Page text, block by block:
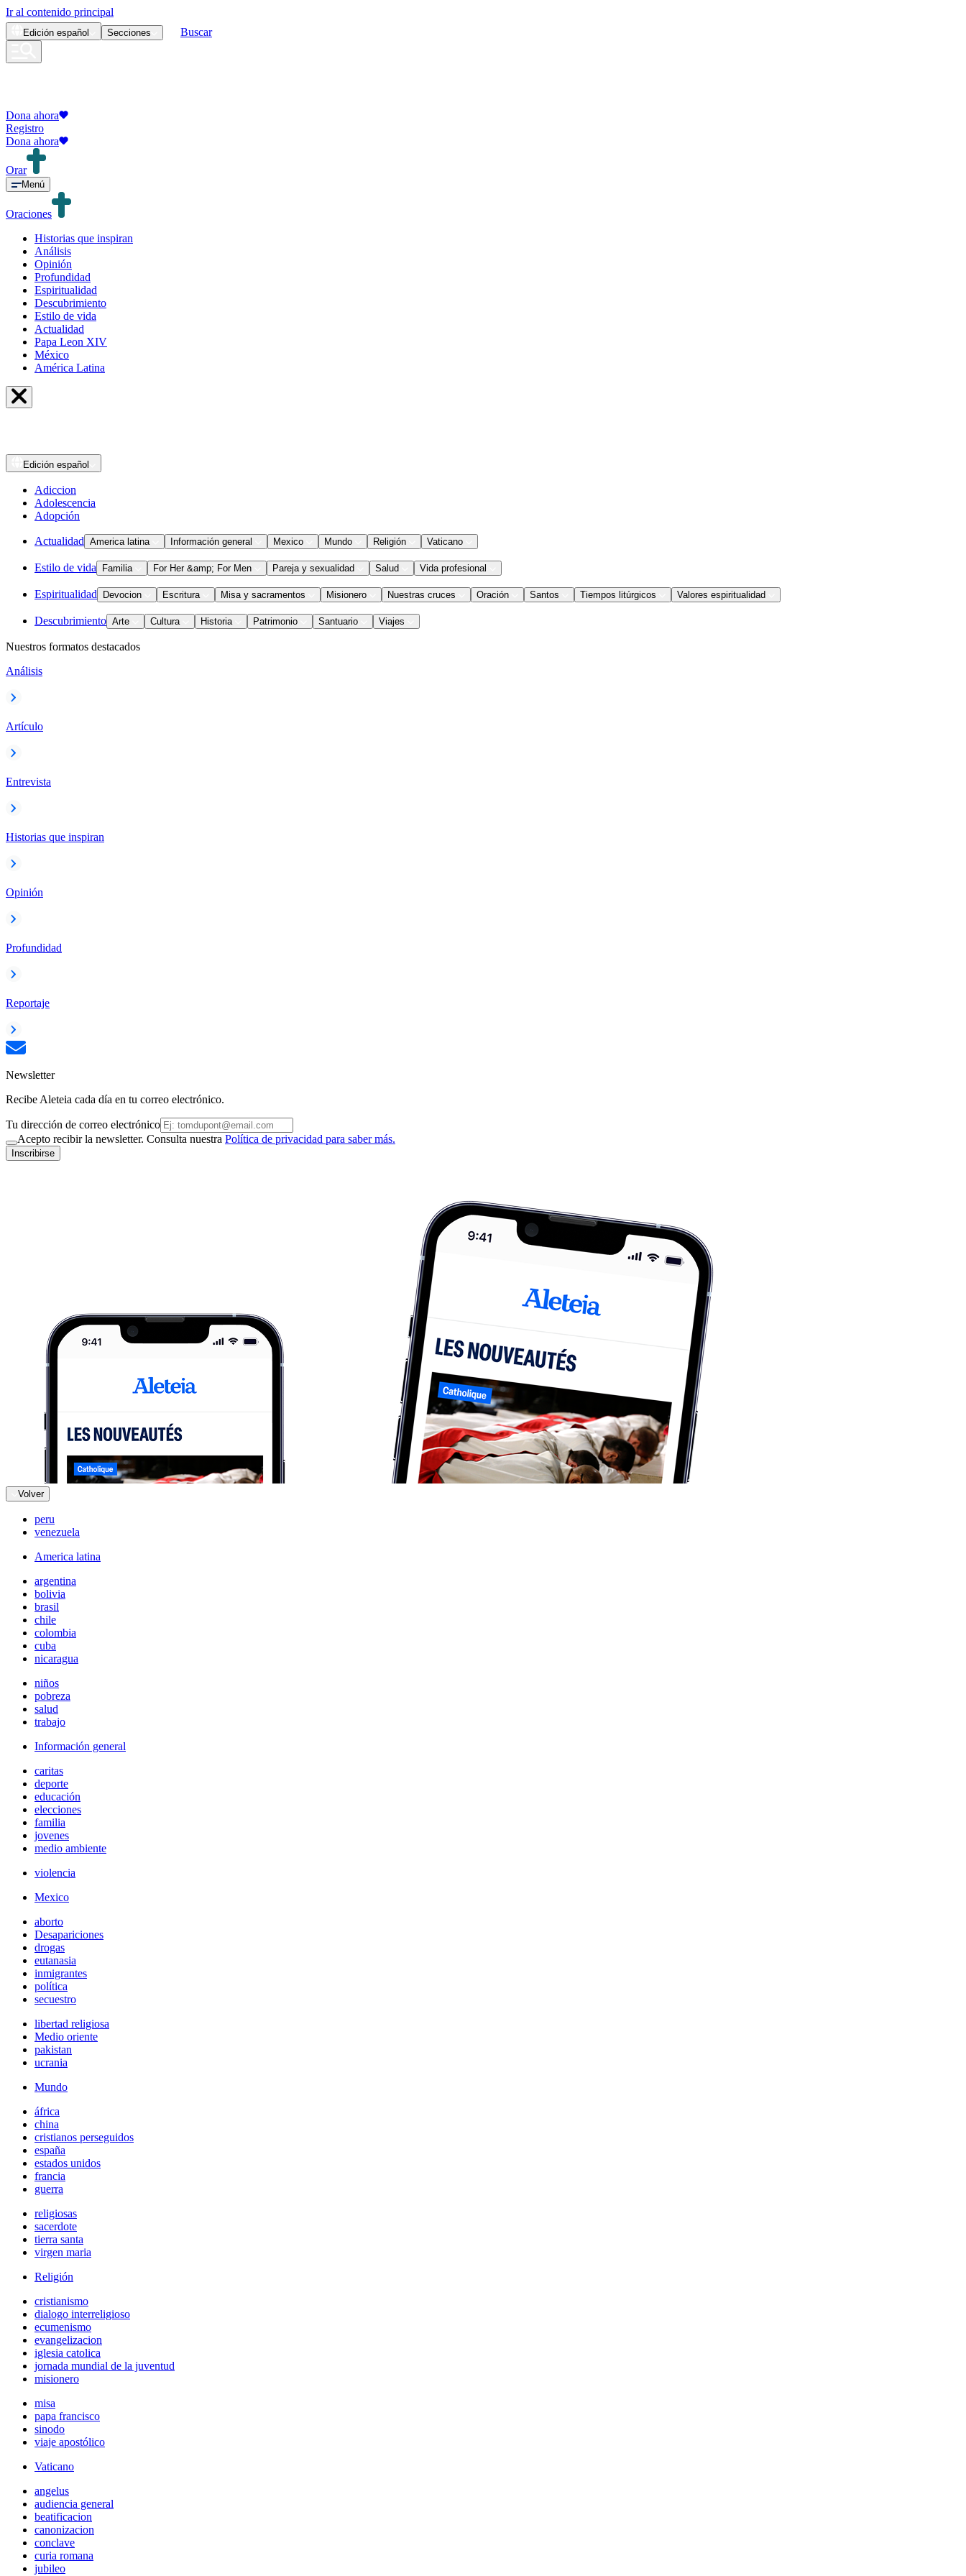
Ir al contenido principal
Edición español Secciones Buscar
Dona ahora
Registro
Dona ahora
Orar
Menú
Oraciones
Historias que inspiran
Análisis
Opinión
Profundidad
Espiritualidad
Descubrimiento
Estilo de vida
Actualidad
Papa Leon XIV
México
América Latina
Edición español
Adiccion
Adolescencia
Adopción
Actualidad America latina Información general Mexico Mundo Religión Vaticano
Estilo de vida Familia For Her &amp; For Men Pareja y sexualidad Salud Vida profesional
Espiritualidad Devocion Escritura Misa y sacramentos Misionero Nuestras cruces Oración Santos Tiempos litúrgicos Valores espiritualidad
Descubrimiento Arte Cultura Historia Patrimonio Santuario Viajes
Nuestros formatos destacados
Análisis
Artículo
Entrevista
Historias que inspiran
Opinión
Profundidad
Reportaje
Newsletter
Recibe Aleteia cada día en tu correo electrónico.
Tu dirección de correo electrónico
Acepto recibir la newsletter. Consulta nuestra Política de privacidad para saber más.
Inscribirse
Volver
peru
venezuela
America latina
argentina
bolivia
brasil
chile
colombia
cuba
nicaragua
niños
pobreza
salud
trabajo
Información general
caritas
deporte
educación
elecciones
familia
jovenes
medio ambiente
violencia
Mexico
aborto
Desapariciones
drogas
eutanasia
inmigrantes
política
secuestro
libertad religiosa
Medio oriente
pakistan
ucrania
Mundo
áfrica
china
cristianos perseguidos
españa
estados unidos
francia
guerra
religiosas
sacerdote
tierra santa
virgen maria
Religión
cristianismo
dialogo interreligioso
ecumenismo
evangelizacion
iglesia catolica
jornada mundial de la juventud
misionero
misa
papa francisco
sinodo
viaje apostólico
Vaticano
angelus
audiencia general
beatificacion
canonizacion
conclave
curia romana
jubileo